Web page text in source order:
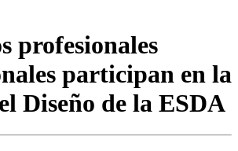
profesionales
participan en la
Diseño de la ESDA